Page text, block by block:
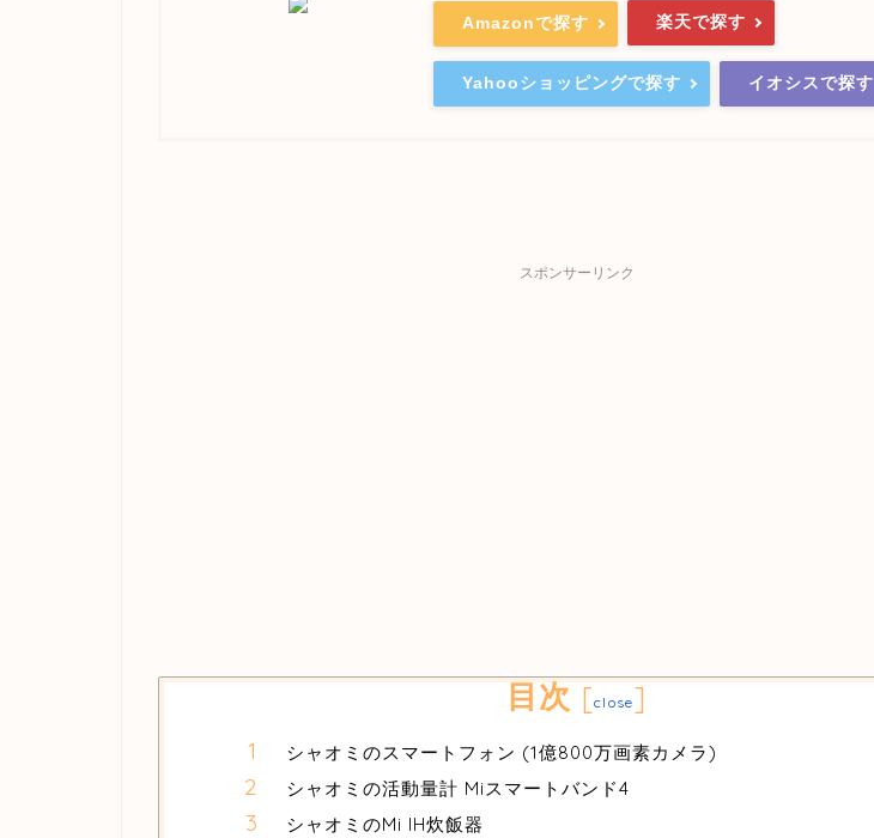
Amazonで探す 楽天で探す
Yahooショッピングで探す イオシスで探す
スポンサーリンク
目次 [close]
シャオミのスマートフォン (1億800万画素カメラ)
シャオミの活動量計 Miスマートバンド4
シャオミのMi IH炊飯器